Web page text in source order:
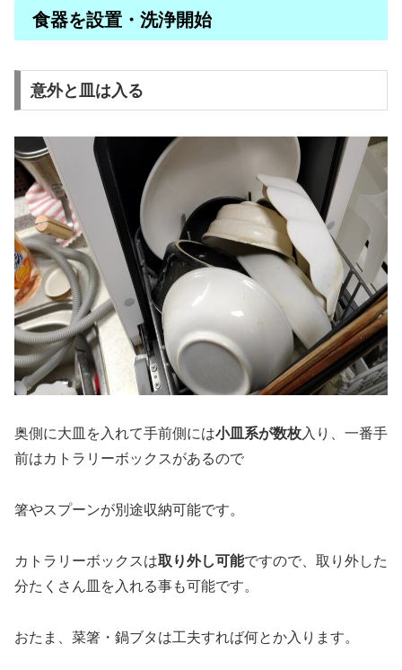
食器を設置・洗浄開始
意外と皿は入る
奥側に大皿を入れて手前側には小皿系が数枚入り、一番手
前はカトラリーボックスがあるので
箸やスプーンが別途収納可能です。
カトラリーボックスは取り外し可能ですので、取り外した
分たくさん皿を入れる事も可能です。
おたま、菜箸・鍋ブタは工夫すれば何とか入ります。